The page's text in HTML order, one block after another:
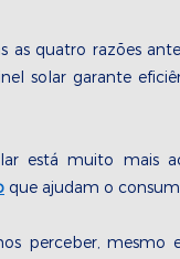
as quatro razões
solar garante
está muito mais
que ajudam o
perceber, mesmo